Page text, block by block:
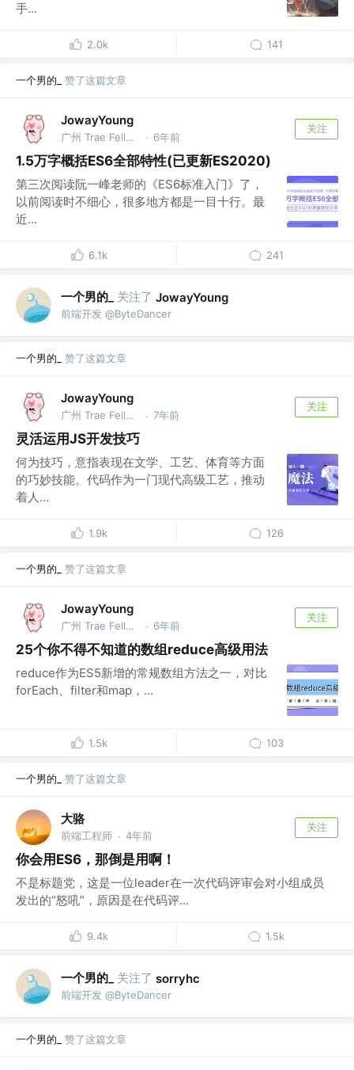
手...
2.0k 141
一个男的_ 赞了这篇文章
JowayYoung
广州 Trae Fellow，前网易资深前端，总结大师 @网易 · 6年前
关注
1.5万字概括ES6全部特性(已更新ES2020)
第三次阅读阮一峰老师的《ES6标准入门》了，
以前阅读时不细心，很多地方都是一目十行。最
近...
6.1k 241
一个男的_ 关注了 JowayYoung
前端开发 @ByteDancer
一个男的_ 赞了这篇文章
JowayYoung
广州 Trae Fellow，前网易资深前端，总结大师 @网易 · 7年前
关注
灵活运用JS开发技巧
何为技巧，意指表现在文学、工艺、体育等方面
的巧妙技能。代码作为一门现代高级工艺，推动
着人...
1.9k 126
一个男的_ 赞了这篇文章
JowayYoung
广州 Trae Fellow，前网易资深前端，总结大师 @网易 · 6年前
关注
25个你不得不知道的数组reduce高级用法
reduce作为ES5新增的常规数组方法之一，对比
forEach、filter和map，...
1.5k 103
一个男的_ 赞了这篇文章
大骆
前端工程师 · 4年前
关注
你会用ES6，那倒是用啊！
不是标题党，这是一位leader在一次代码评审会对小组成员
发出的“怒吼”，原因是在代码评...
9.4k 1.5k
一个男的_ 关注了 sorryhc
前端开发 @ByteDancer
一个男的_ 赞了这篇文章